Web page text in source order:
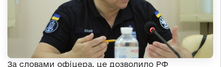
За словами офіцера, це дозволило РФ